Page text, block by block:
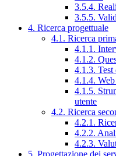
3.5.4.
3.5.5.
4. Ricerca progettuale
4.1. Ricerca
4.1.1.
4.1.2.
4.1.3. Test
4.1.4.
4.1.5.
utente
4.2. Ricerca
4.2.1.
4.2.2.
4.2.3.
5. Progettazione dei